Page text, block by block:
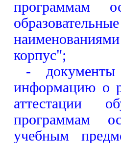
программам
корпус";
- документы
информацию о
аттестации
программам
учебным